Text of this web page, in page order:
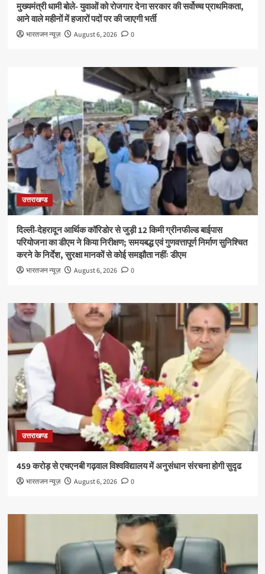
मुख्यमंत्री धामी बोले- युवाओं को रोजगार देना सरकार की सर्वोच्च प्राथमिकता,
आने वाले महीनों में हजारों पदों पर की जाएगी भर्ती
भारतजन न्यूज़ August 6, 2026 0
उत्तराखण्ड
दिल्ली-देहरादून आर्थिक कॉरिडोर से जुड़ी 12 किमी ग्रीनफील्ड बाईपास
परियोजना का डीएम ने किया निरीक्षण; समयबद्ध एवं गुणवत्तापूर्ण निर्माण सुनिश्चित
करने के निर्देश, सुरक्षा मानकों से कोई समझौता नहींः डीएम
भारतजन न्यूज़ August 6, 2026 0
उत्तराखण्ड
459 करोड़ से एचएनबी गढ़वाल विश्वविद्यालय में अनुसंधान संरचना होगी सुदृढ
भारतजन न्यूज़ August 6, 2026 0